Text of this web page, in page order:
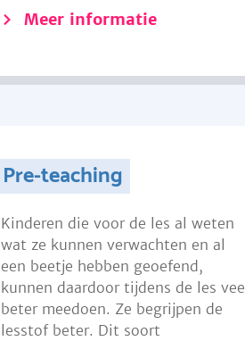
Meer informatie
Pre-teaching
Kinderen die voor de les al weten
wat ze kunnen verwachten en al
een beetje hebben geoefend,
kunnen daardoor tijdens de les veel
beter meedoen. Ze begrijpen de
lesstof beter. Dit soort